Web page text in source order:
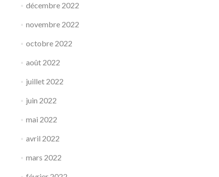
décembre 2022
novembre 2022
octobre 2022
août 2022
juillet 2022
juin 2022
mai 2022
avril 2022
mars 2022